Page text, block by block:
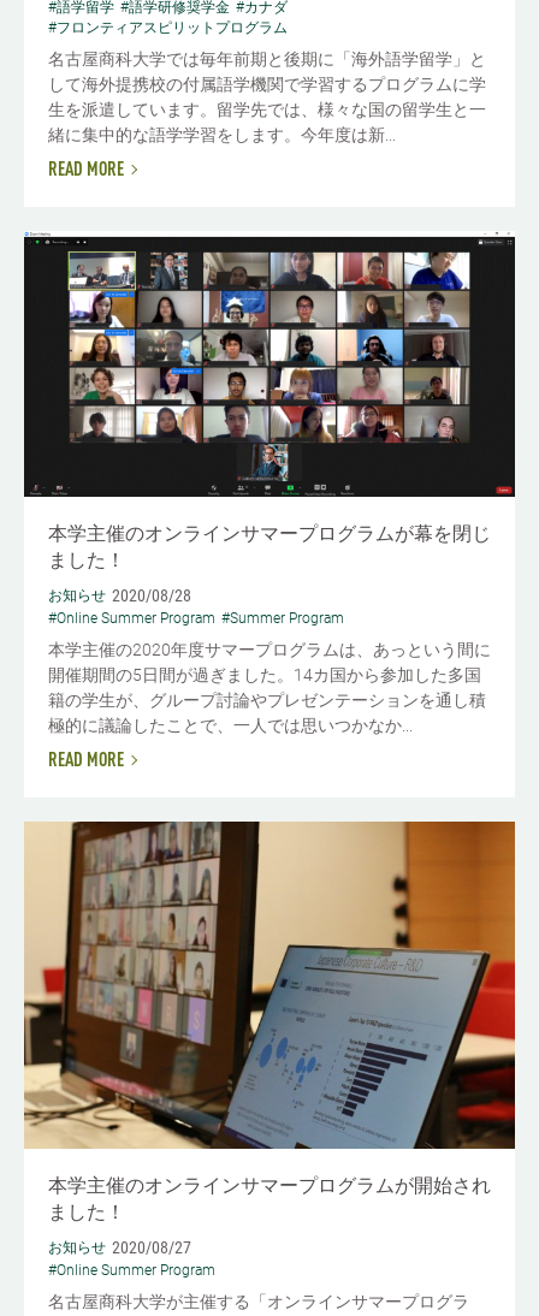
#語学留学 #語学研修奨学金 #カナダ
#フロンティアスピリットプログラム
名古屋商科大学では毎年前期と後期に「海外語学留学」と
して海外提携校の付属語学機関で学習するプログラムに学
生を派遣しています。留学先では、様々な国の留学生と一
緒に集中的な語学学習をします。今年度は新...
READ MORE
本学主催のオンラインサマープログラムが幕を閉じ
ました！
お知らせ 2020/08/28
#Online Summer Program #Summer Program
本学主催の2020年度サマープログラムは、あっという間に
開催期間の5日間が過ぎました。14カ国から参加した多国
籍の学生が、グループ討論やプレゼンテーションを通し積
極的に議論したことで、一人では思いつかなか...
READ MORE
本学主催のオンラインサマープログラムが開始され
ました！
お知らせ 2020/08/27
#Online Summer Program
名古屋商科大学が主催する「オンラインサマープログラ